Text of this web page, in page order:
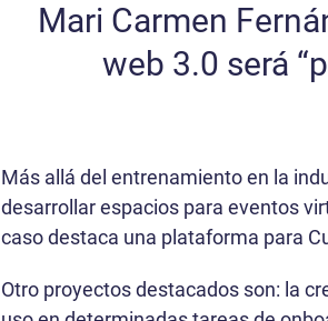
Mari Carmen
web 3.0 será
Más allá del entrenamiento en la
desarrollar espacios para eventos
caso destaca una plataforma para
Otro proyectos destacados son: la